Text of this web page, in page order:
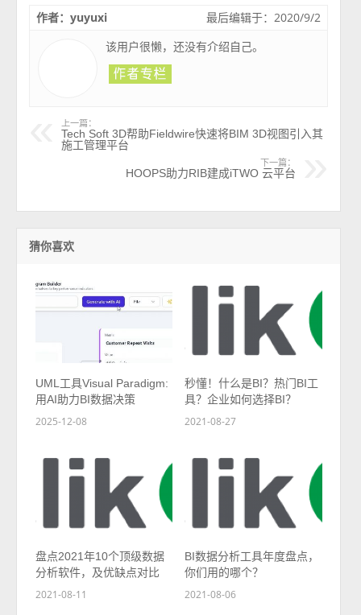
最后编辑于：2020/9/2
作者：yuyuxi
该用户很懒，还没有介绍自己。
上一篇：
Tech Soft 3D帮助Fieldwire快速将BIM 3D视图引入其
施工管理平台
下一篇：
HOOPS助力RIB建成iTWO 云平台
猜你喜欢
UML工具Visual Paradigm:
用AI助力BI数据决策
2025-12-08
秒懂！什么是BI？热门BI工
具？企业如何选择BI？
2021-08-27
盘点2021年10个顶级数据
分析软件，及优缺点对比
2021-08-11
BI数据分析工具年度盘点，
你们用的哪个？
2021-08-06